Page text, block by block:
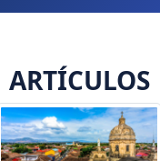
ARTÍCULOS